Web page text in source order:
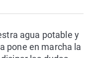
agua potable y
pone en marcha la